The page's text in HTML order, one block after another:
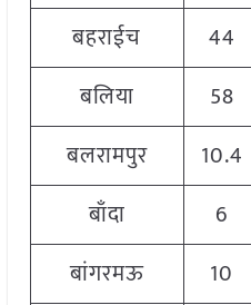
बहराईच
44
बलिया
58
बलरामपुर
10.4
बाँदा
6
बांगरमऊ
10